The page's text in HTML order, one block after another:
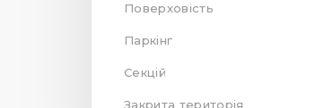
Поверховість
Паркінг
Секцій
Закрита територія